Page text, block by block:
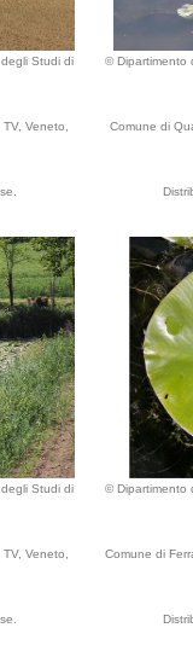
Studi di
Veneto,
© Dipartimento
Comune di
Studi di
Veneto,
© Dipartimento
Comune di